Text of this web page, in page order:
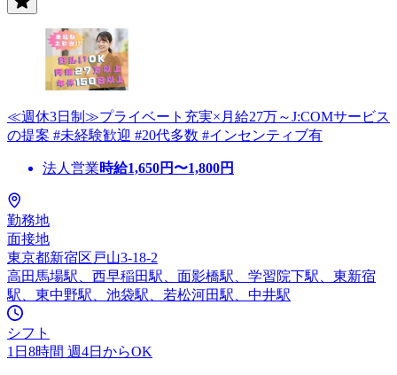
≪週休3日制≫プライベート充実×月給27万～J:COMサービス
の提案 #未経験歓迎 #20代多数 #インセンティブ有
法人営業時給1,650円〜1,800円
勤務地
面接地
東京都新宿区戸山3-18-2
高田馬場駅、西早稲田駅、面影橋駅、学習院下駅、東新宿
駅、東中野駅、池袋駅、若松河田駅、中井駅
シフト
1日8時間 週4日からOK